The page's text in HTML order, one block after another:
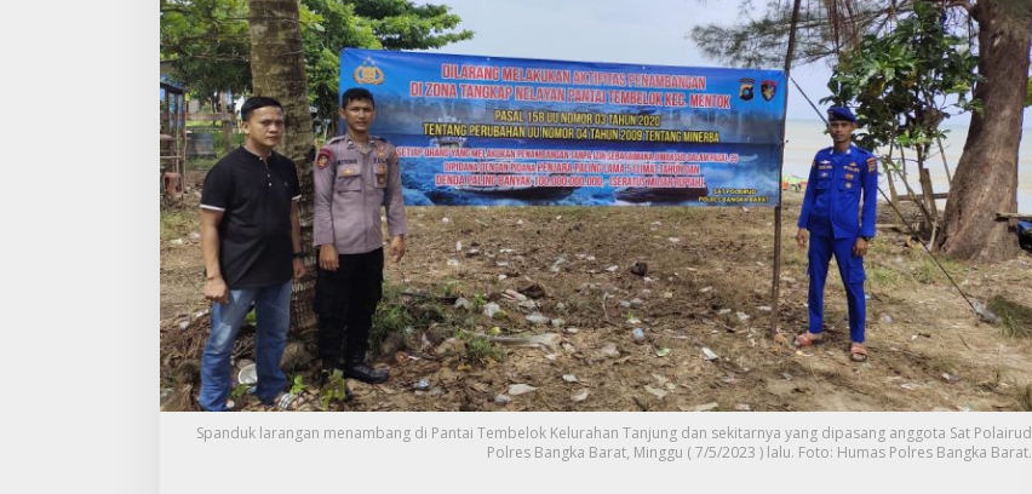
Spanduk larangan menambang di Pantai Tembelok Kelurahan Tanjung dan sekitarnya yang dipasang anggota Sat Polairud
Polres Bangka Barat, Minggu ( 7/5/2023 ) lalu. Foto: Humas Polres Bangka Barat.